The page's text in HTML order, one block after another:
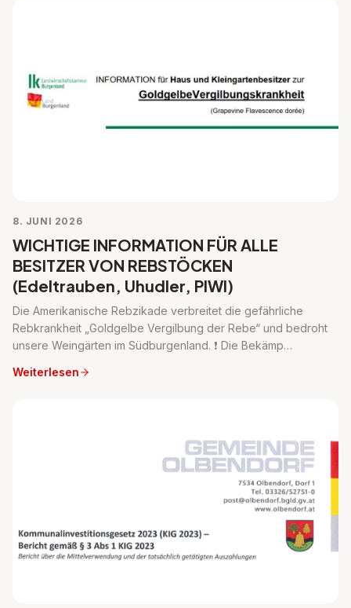
8. JUNI 2026
WICHTIGE INFORMATION FÜR ALLE
BESITZER VON REBSTÖCKEN
(Edeltrauben, Uhudler, PIWI)
Die Amerikanische Rebzikade verbreitet die gefährliche
Rebkrankheit „Goldgelbe Vergilbung der Rebe“ und bedroht
unsere Weingärten im Südburgenland. ❗ Die Bekämp…
Weiterlesen